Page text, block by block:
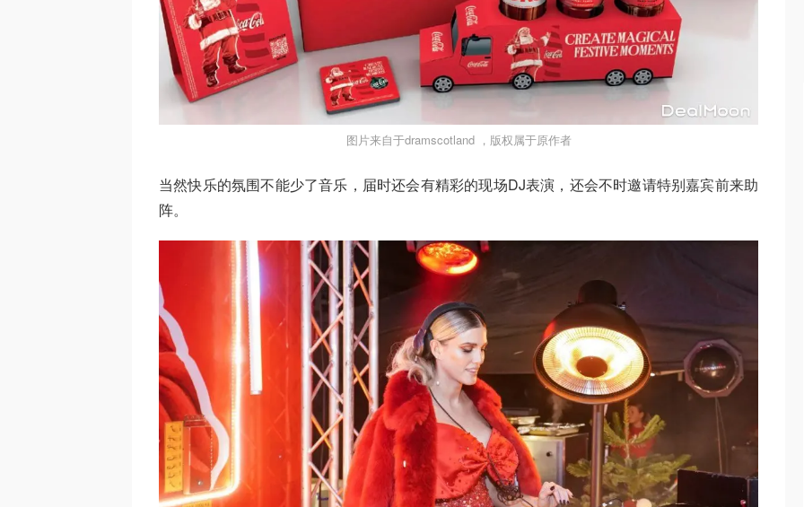
图片来自于dramscotland ，版权属于原作者
当然快乐的氛围不能少了音乐，届时还会有精彩的现场DJ表演，还会不时邀请特别嘉宾前来助
阵。